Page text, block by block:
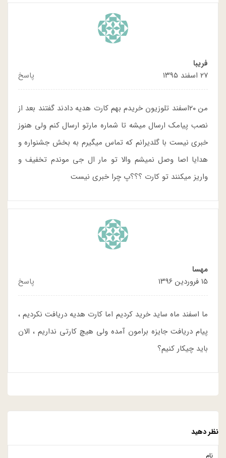
فریبا
۲۷ اسفند ۱۳۹۵
پاسخ
من ۲۰اسفند تلوزیون خریدم بهم کارت هدیه دادند گفتند بعد از
نصب پیامک ارسال میشه تا شماره مارتو ارسال کنم ولی هنوز
خبری نیست با گلدیرانم که تماس میگیرم به بخش جشنواره و
هدایا اصا وصل نمیشم والا تو مار ال جی موندم تخفیف و
واریز میکنند تو کارت ؟؟؟پ چرا خبری نیست
مهسا
۱۵ فروردین ۱۳۹۶
پاسخ
ما اسفند ماه ساید خرید کردیم اما کارت هدیه دریافت نکردیم ،
پیام دریافت جایزه برامون آمده ولی هیچ کارتی نداریم ، الان
باید چیکار کنیم؟
نظر دهید